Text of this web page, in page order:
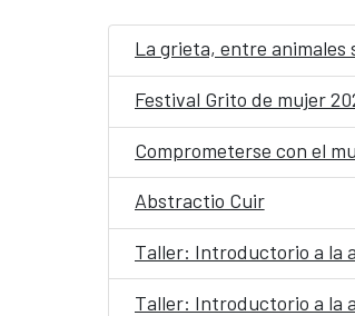
La grieta, entre animales
Festival Grito de mujer
Comprometerse con el
Abstractio Cuir
Taller: Introductorio a la
Taller: Introductorio a la